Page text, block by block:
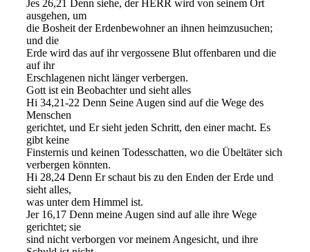
Jes 26,21 Denn siehe, der HERR wird von seinem Ort
ausgehen, um
die Bosheit der Erdenbewohner an ihnen heimzusuchen;
und die
Erde wird das auf ihr vergossene Blut offenbaren und die
auf ihr
Erschlagenen nicht länger verbergen.
Gott ist ein Beobachter und sieht alles
Hi 34,21-22 Denn Seine Augen sind auf die Wege des
Menschen
gerichtet, und Er sieht jeden Schritt, den einer macht. Es
gibt keine
Finsternis und keinen Todesschatten, wo die Übeltäter sich
verbergen könnten.
Hi 28,24 Denn Er schaut bis zu den Enden der Erde und
sieht alles,
was unter dem Himmel ist.
Jer 16,17 Denn meine Augen sind auf alle ihre Wege
gerichtet; sie
sind nicht verborgen vor meinem Angesicht, und ihre